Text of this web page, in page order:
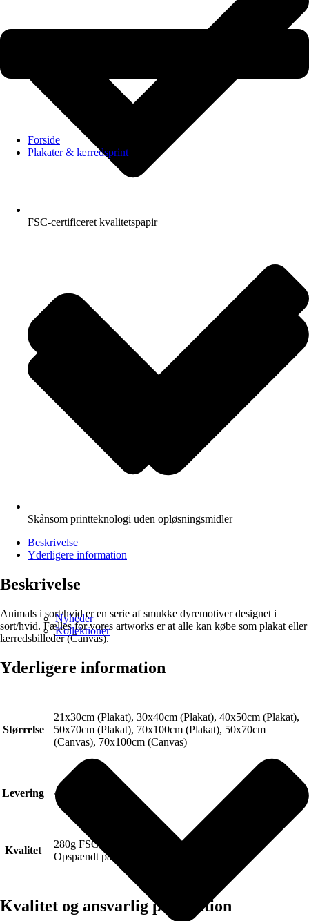
Forside
Plakater & lærredsprint
Nyheder
Kollektioner
FSC-certificeret kvalitetspapir
Skånsom printteknologi uden opløsningsmidler
Beskrivelse
Yderligere information
Beskrivelse
Animals i sort/hvid er en serie af smukke dyremotiver designet i
sort/hvid. Fælles for vores artworks er at alle kan købe som plakat eller
lærredsbilleder (Canvas).
Yderligere information
Størrelse
21x30cm (Plakat), 30x40cm (Plakat), 40x50cm (Plakat),
50x70cm (Plakat), 70x100cm (Plakat), 50x70cm
(Canvas), 70x100cm (Canvas)
Levering 4-6 hverdage.
Kvalitet
280g FSC Certificeret Art canvas (Lærred).
Opspændt på blindramme.
Kvalitet og ansvarlig produktion